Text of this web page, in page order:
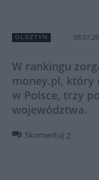
OLSZTYN
W rankingu
money.pl, który
w Polsce, trzy
województwa.
Skomentuj 2